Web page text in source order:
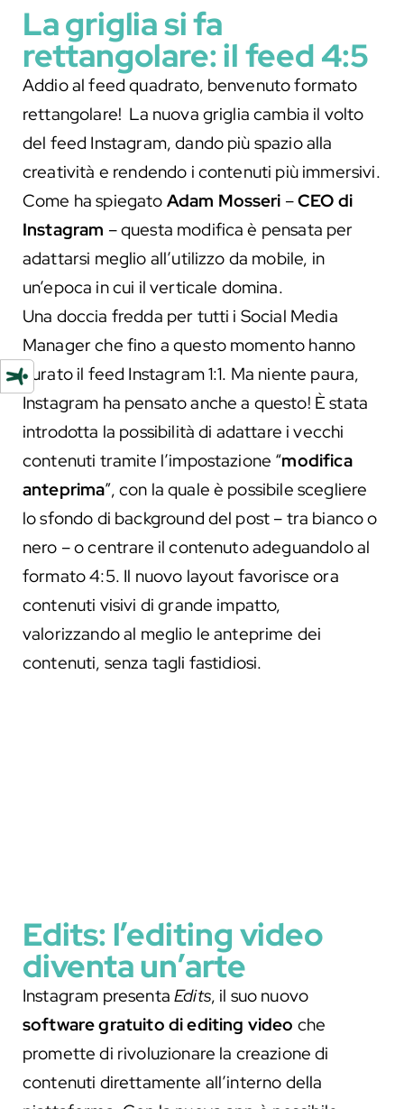
La griglia si fa
rettangolare: il feed 4:5
Addio al feed quadrato, benvenuto formato
rettangolare! La nuova griglia cambia il volto
del feed Instagram, dando più spazio alla
creatività e rendendo i contenuti più immersivi.
Come ha spiegato Adam Mosseri –CEO di
Instagram – questa modifica è pensata per
adattarsi meglio all’utilizzo da mobile, in
un’epoca in cui il verticale domina.
Una doccia fredda per tutti i Social Media
Manager che fino a questo momento hanno
curato il feed Instagram 1:1. Ma niente paura,
Instagram ha pensato anche a questo! È stata
introdotta la possibilità di adattare i vecchi
contenuti tramite l’impostazione “modifica
anteprima”, con la quale è possibile scegliere
lo sfondo di background del post – tra bianco o
nero – o centrare il contenuto adeguandolo al
formato 4:5. Il nuovo layout favorisce ora
contenuti visivi di grande impatto,
valorizzando al meglio le anteprime dei
contenuti, senza tagli fastidiosi.
Edits: l’editing video
diventa un’arte
Instagram presentaEdits, il suo nuovo
software gratuito di editing video che
promette di rivoluzionare la creazione di
contenuti direttamente all’interno della